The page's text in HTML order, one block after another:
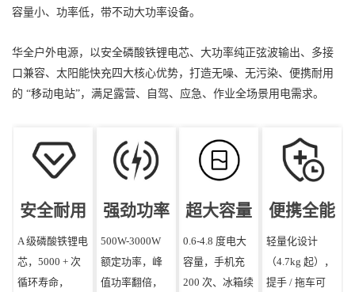
容量小、功率低，带不动大功率设备。
华全户外电源，以安全磷酸铁锂电芯、大功率纯正弦波输出、多接
口兼容、太阳能快充四大核心优势，打造无噪、无污染、便携耐用
的 “移动电站”，满足露营、自驾、应急、作业全场景用电需求。
安全耐用
A 级磷酸铁锂电
芯，5000 + 次
循环寿命，
强劲功率
500W-3000W
额定功率，峰
值功率翻倍，
超大容量
0.6-4.8 度电大
容量，手机充
200 次、冰箱续
便携全能
轻量化设计
（4.7kg 起），
提手 / 拖车可